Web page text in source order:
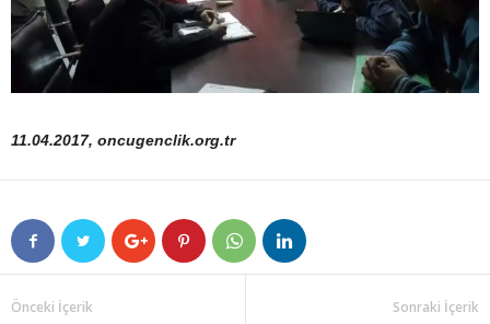
11.04.2017, oncugenclik.org.tr
Önceki İçerik Sonraki İçerik